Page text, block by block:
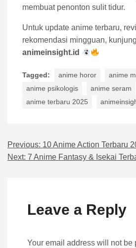
membuat penonton sulit tidur.
Untuk update anime terbaru,
rekomendasi mingguan,
animeinsight.id
Tagged: anime horor
anime
anime psikologis
anime seram
anime terbaru 2025
Navigasi pos
Previous: 10 Anime Action Terbaru 2025
Next: 7 Anime Fantasy & Isekai Terbaru 2025 yang
Leave a Reply
Your email address will not be